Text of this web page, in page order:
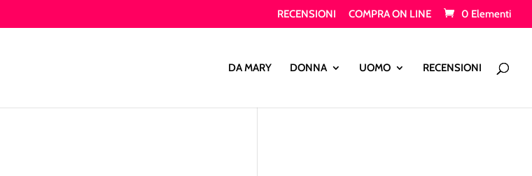
RECENSIONI COMPRA ON LINE 0 Elementi
DA MARY DONNA UOMO RECENSIONI
Products